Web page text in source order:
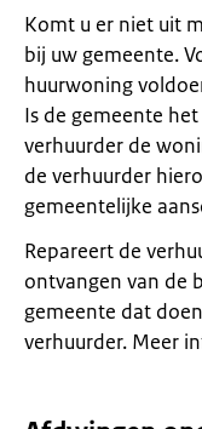
Komt u er niet uit
bij uw gemeente.
huurwoning
Is de gemeente
verhuurder de
de verhuurder
gemeentelijke
Repareert de
ontvangen van de
gemeente dat
verhuurder. Meer